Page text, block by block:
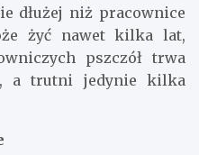
dłużej niż pracownice
żyć nawet kilka lat,
pszczół trwa
a trutni jedynie kilka